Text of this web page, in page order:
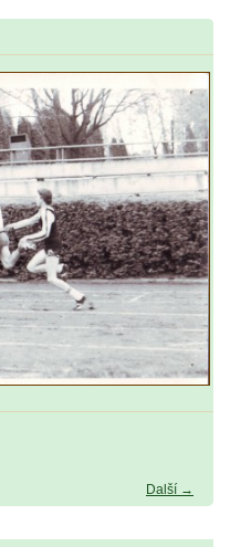
Další →